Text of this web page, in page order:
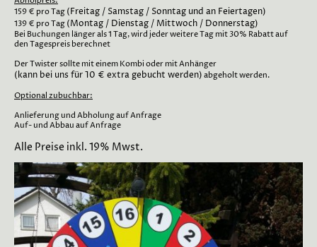
159 € pro Tag (Freitag / Samstag / Sonntag und an Feiertagen)
139 € pro Tag (Montag / Dienstag / Mittwoch / Donnerstag)
Bei Buchungen länger als 1 Tag, wird jeder weitere Tag mit 30% Rabatt auf
den Tagespreis berechnet
Der Twister sollte mit einem Kombi oder mit Anhänger
(kann bei uns für 10 € extra gebucht werden) abgeholt werden.
Optional zubuchbar:
Anlieferung und Abholung auf Anfrage
Auf- und Abbau auf Anfrage
Alle Preise inkl. 19% Mwst.